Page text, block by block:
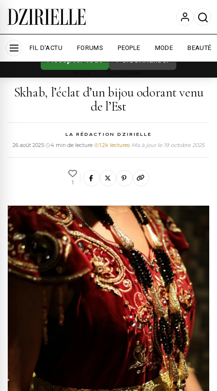
Nous utilisons des cookies pour améliorer
votre expérience et mesurer l'audience. En
Accepter tout Personnaliser
FIL D'ACTU FORUMS PEOPLE MODE BEAUTÉ
Skhab, l’éclat d’un bijou odorant venu
de l’Est
LA RÉDACTION DZIRIELLE
26 août 2025· 4 min de lecture· 1.2k lectures·Mis à jour le 19 octobre 2025
1